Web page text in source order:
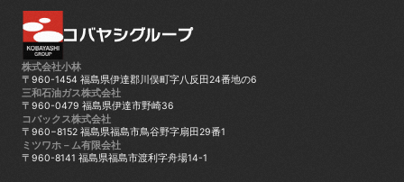
株式会社小林
〒960-1454 福島県伊達郡川俣町字八反田24番地の6
三和石油ガス株式会社
〒960-0479 福島県伊達市野崎36
コバックス株式会社
〒960−8152 福島県福島市鳥谷野字扇田29番1
ミツワホ－ム有限会社
〒960-8141 福島県福島市渡利字舟場14-1